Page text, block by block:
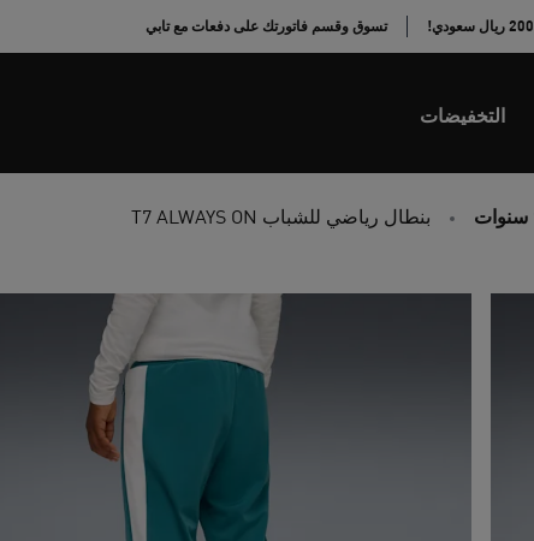
تسوق وقسم فاتورتك على دفعات مع تابي
التخفيضات
بنطال رياضي للشباب T7 ALWAYS ON